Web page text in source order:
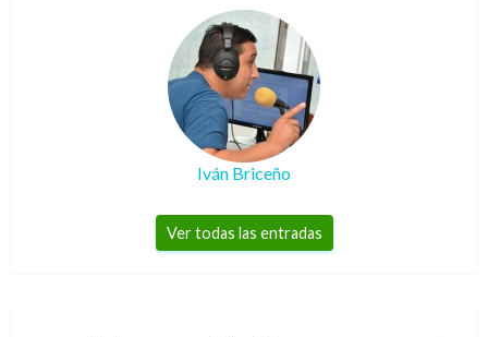
Iván Briceño
Ver todas las entradas